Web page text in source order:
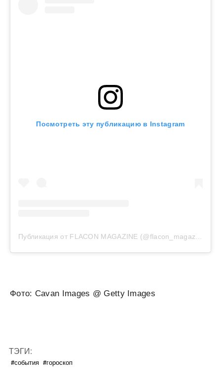
Посмотреть эту публикацию в Instagram
Фото: Cavan Images @ Getty Images
ТЭГИ:
#события #гороскоп